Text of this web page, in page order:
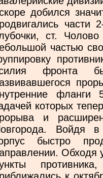
добился
части
ст.
частью
фронта
которых
и
Войдя
быстро
Обходя